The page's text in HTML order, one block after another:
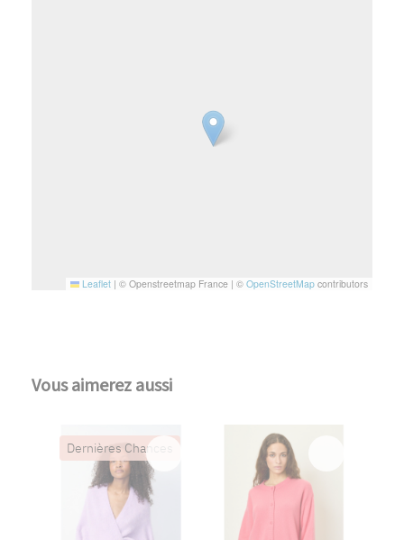
Leaflet | © Openstreetmap France | © OpenStreetMap contributors
Vous aimerez aussi
Dernières Chances